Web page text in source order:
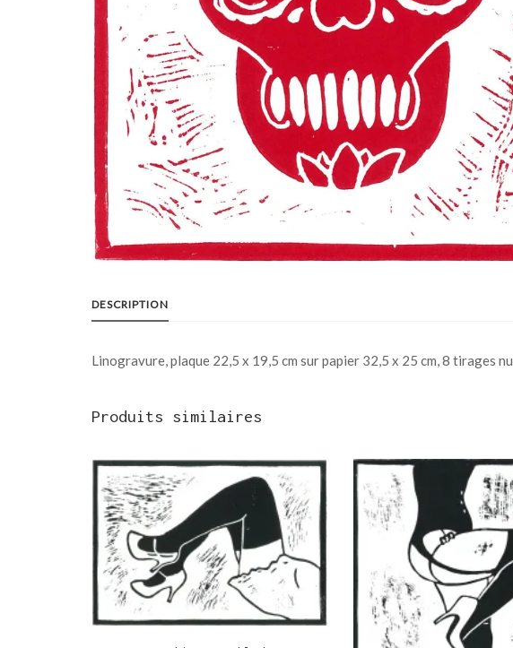
DESCRIPTION
Linogravure, plaque 22,5 x 19,5 cm sur papier 32,5 x 25 cm, 8 tirages
Produits similaires